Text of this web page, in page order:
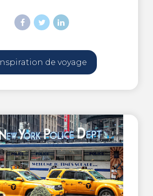
Inspiration de voyage